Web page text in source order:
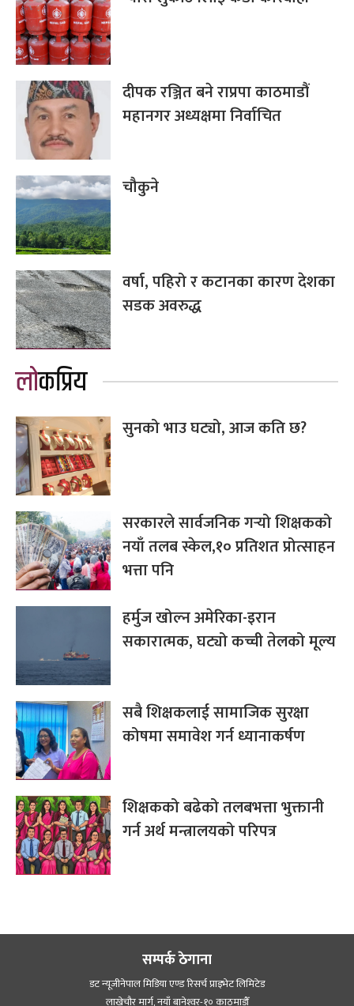
दीपक रञ्जित बने राप्रपा काठमाडौं
महानगर अध्यक्षमा निर्वाचित
चौकुने
वर्षा, पहिरो र कटानका कारण देशका
सडक अवरुद्ध
लोकप्रिय
सुनको भाउ घट्यो, आज कति छ?
सरकारले सार्वजनिक गर्‍यो शिक्षकको
नयाँ तलब स्केल,१० प्रतिशत प्रोत्साहन
भत्ता पनि
हर्मुज खोल्न अमेरिका-इरान
सकारात्मक, घट्यो कच्ची तेलको मूल्य
सबै शिक्षकलाई सामाजिक सुरक्षा
कोषमा समावेश गर्न ध्यानाकर्षण
शिक्षकको बढेको तलबभत्ता भुक्तानी
गर्न अर्थ मन्त्रालयको परिपत्र
सम्पर्क ठेगाना
डट न्यूजीनेपाल मिडिया एण्ड रिसर्च प्राइभेट लिमिटेड
लाखेचौर मार्ग, नयाँ बानेश्‍वर-१० काठमाडौँ